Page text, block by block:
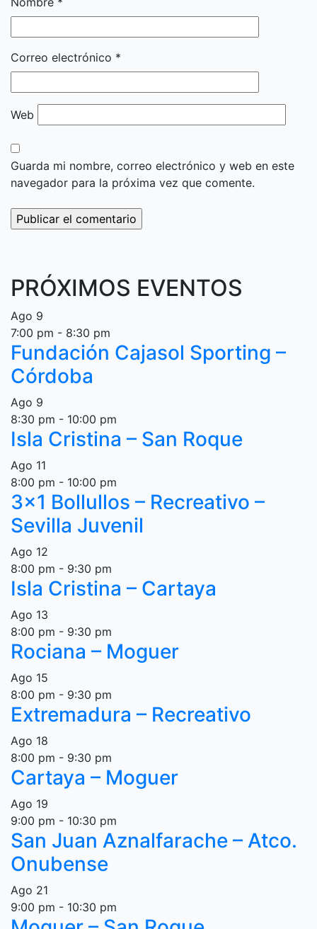
Correo electrónico *
Web
Guarda mi nombre, correo electrónico y web en este
navegador para la próxima vez que comente.
PRÓXIMOS EVENTOS
Ago 9
7:00 pm - 8:30 pm
Fundación Cajasol Sporting –
Córdoba
Ago 9
8:30 pm - 10:00 pm
Isla Cristina – San Roque
Ago 11
8:00 pm - 10:00 pm
3×1 Bollullos – Recreativo –
Sevilla Juvenil
Ago 12
8:00 pm - 9:30 pm
Isla Cristina – Cartaya
Ago 13
8:00 pm - 9:30 pm
Rociana – Moguer
Ago 15
8:00 pm - 9:30 pm
Extremadura – Recreativo
Ago 18
8:00 pm - 9:30 pm
Cartaya – Moguer
Ago 19
9:00 pm - 10:30 pm
San Juan Aznalfarache – Atco.
Onubense
Ago 21
9:00 pm - 10:30 pm